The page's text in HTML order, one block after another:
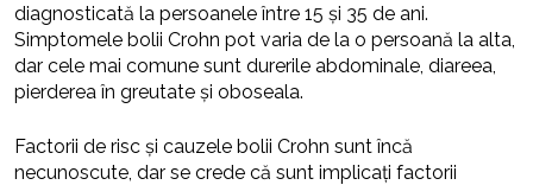
diagnosticată la persoanele între 15 și 35 de ani.
Simptomele bolii Crohn pot varia de la o persoană la alta,
dar cele mai comune sunt durerile abdominale, diareea,
pierderea în greutate și oboseala.
Factorii de risc și cauzele bolii Crohn sunt încă
necunoscute, dar se crede că sunt implicați factorii